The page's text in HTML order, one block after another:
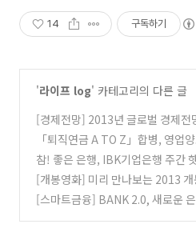
14 구독하기
'라이프 log' 카테고리의 다른 글
[경제전망] 2013년 글로벌 경제전
경제
(0)
「퇴직연금 A TO Z」합병, 영업
퇴직금 지급 책임 및 계속근로기간
참! 좋은 은행, IBK기업은행 주간
3주차 (0)
[개봉영화] 미리 만나보는 2013
영화 Top 11
(6)
[스마트금융] BANK 2.0, 새로운